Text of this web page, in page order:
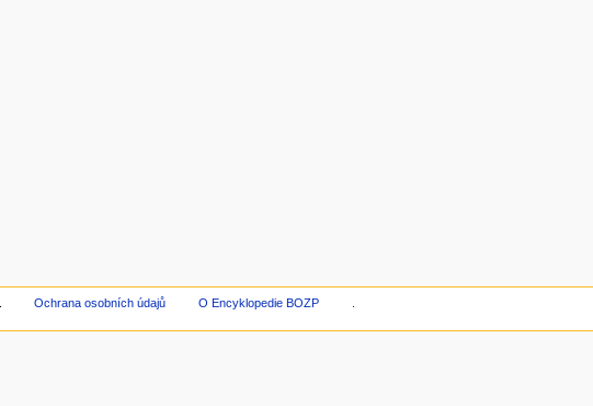
Ochrana osobních údajů O Encyklopedie BOZP